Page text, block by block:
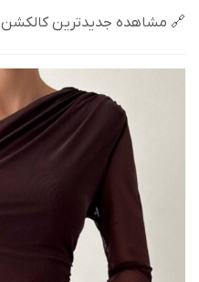
🔗 مشاهده جدیدترین کالکشن